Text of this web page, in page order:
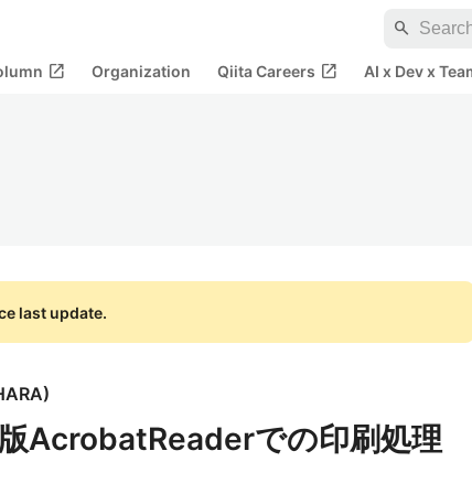
search
open_in_new Organization Qiita Careers open_in_new AI x Dev x
last update.
)
AcrobatReaderでの印刷処理